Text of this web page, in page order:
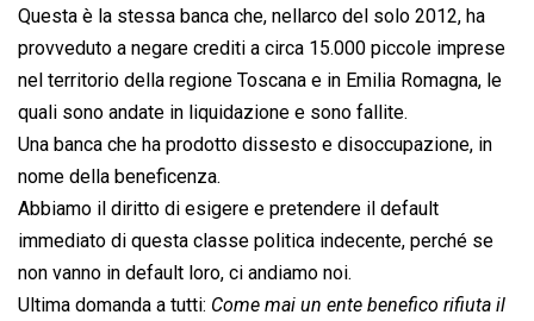
Questa è la stessa banca che, nellarco del solo 2012, ha
provveduto a negare crediti a circa 15.000 piccole imprese
nel territorio della regione Toscana e in Emilia Romagna, le
quali sono andate in liquidazione e sono fallite.
Una banca che ha prodotto dissesto e disoccupazione, in
nome della beneficenza.
Abbiamo il diritto di esigere e pretendere il default
immediato di questa classe politica indecente, perché se
non vanno in default loro, ci andiamo noi.
Ultima domanda a tutti:  Come mai un ente benefico rifiuta il